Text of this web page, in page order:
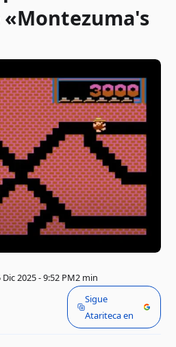
Dic 2025 - 9:52 PM2 min
Sigue
Atariteca en